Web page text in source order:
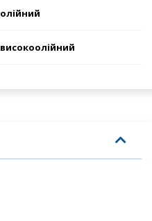
олійний
високоолійний